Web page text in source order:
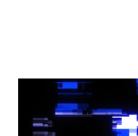
Audio-Archiv